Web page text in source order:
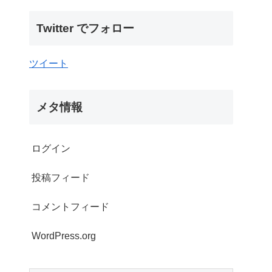
Twitter でフォロー
ツイート
メタ情報
ログイン
投稿フィード
コメントフィード
WordPress.org